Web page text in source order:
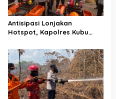
Antisipasi Lonjakan
Hotspot, Kapolres Kubu
Pemadam Karhutla